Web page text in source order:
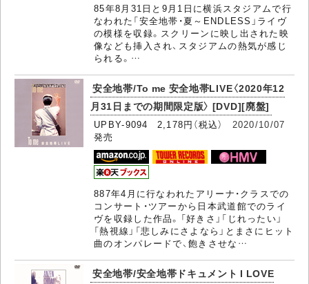
85年8月31日と9月1日に横浜スタジアムで行
なわれた「安全地帯・夏～ENDLESS」ライヴ
の模様を収録。スクリーンに映し出された映
像なども挿入され、スタジアムの熱気が感じ
られる。…
安全地帯/To me 安全地帯LIVE〈2020年12
月31日までの期間限定版〉 [DVD][廃盤]
UPBY-9094 2,178円（税込） 2020/10/07
発売
887年4月に行なわれたアリーナ・クラスでの
コンサート・ツアーから日本武道館でのライ
ヴを収録した作品。「好きさ」「じれったい」
「熱視線」「悲しみにさよなら」とまさにヒット
曲のオンパレードで、飽きさせな…
安全地帯/安全地帯ドキュメント I LOVE